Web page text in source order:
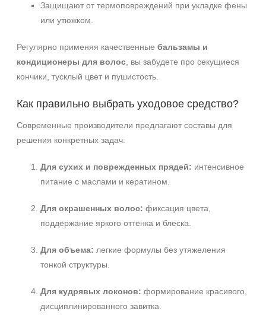
Защищают от термоповреждений при укладке фены
или утюжком.
Регулярно применяя качественные бальзамы и
кондиционеры для волос , вы забудете про секущиеся
кончики, тусклый цвет и пушистость.
Как правильно выбрать уходовое средство?
Современные производители предлагают составы для
решения конкретных задач:
Для сухих и поврежденных прядей: интенсивное
питание с маслами и кератином.
Для окрашенных волос: фиксация цвета,
поддержание яркого оттенка и блеска.
Для объема: легкие формулы без утяжеления
тонкой структуры.
Для кудрявых локонов: формирование красивого,
дисциплинированного завитка.